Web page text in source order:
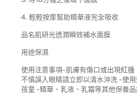
4. 輕輕按摩幫助精華液完全吸收
品名肌研光透潤瞬效補水面膜
用途保濕
使用注意事項-肌膚有傷口或出現紅
不慎誤入眼睛請立即以清水沖洗 -使
孩童 -精華、乳液、乳霜等其他保養